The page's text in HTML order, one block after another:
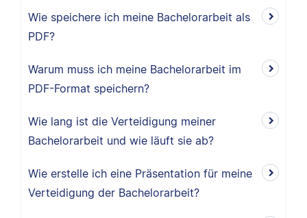
Wie speichere ich meine Bachelorarbeit als
PDF?
Warum muss ich meine Bachelorarbeit im
PDF-Format speichern?
Wie lang ist die Verteidigung meiner
Bachelorarbeit und wie läuft sie ab?
Wie erstelle ich eine Präsentation für meine
Verteidigung der Bachelorarbeit?